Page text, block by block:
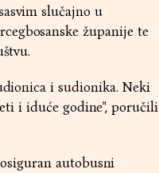
slučajno u
županije te
i sudionika. Neki
i iduće godine", poručili
autobusni